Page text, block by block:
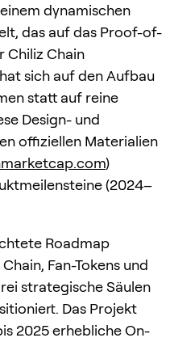
dynamischen
das auf das Proof-of-
Chiliz Chain
sich auf den Aufbau
statt auf reine
Design- und
offiziellen Materialien
)
(2024–
Roadmap
Fan-Tokens und
strategische Säulen
Das Projekt
2025 erhebliche On-